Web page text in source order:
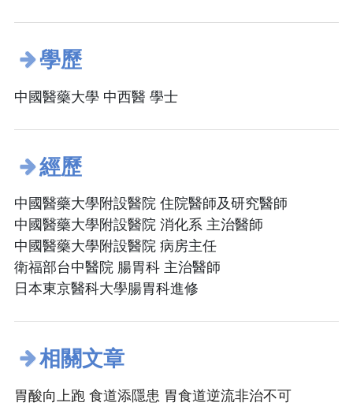
學歷
中國醫藥大學 中西醫 學士
經歷
中國醫藥大學附設醫院 住院醫師及研究醫師
中國醫藥大學附設醫院 消化系 主治醫師
中國醫藥大學附設醫院 病房主任
衛福部台中醫院 腸胃科 主治醫師
日本東京醫科大學腸胃科進修
相關文章
胃酸向上跑 食道添隱患 胃食道逆流非治不可